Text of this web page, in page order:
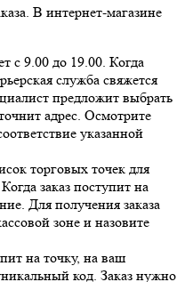
В интернет-магазине
с 9.00 до 19.00. Когда
служба свяжется
предложит выбрать
адрес. Осмотрите
указанной
торговых точек для
заказ поступит на
Для получения заказа
зоне и назовите
на точку, на ваш
код. Заказ нужно